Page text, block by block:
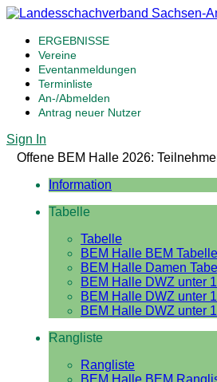
ERGEBNISSE
Vereine
Eventanmeldungen
Terminliste
An-/Abmelden
Antrag neuer Nutzer
Sign In
Offene BEM Halle 2026:
Information
Tabelle
Tabelle
BEM Halle BEM Tabelle
BEM Halle Damen
BEM Halle DWZ unter
BEM Halle DWZ unter
BEM Halle DWZ unter
Rangliste
Rangliste
BEM Halle BEM